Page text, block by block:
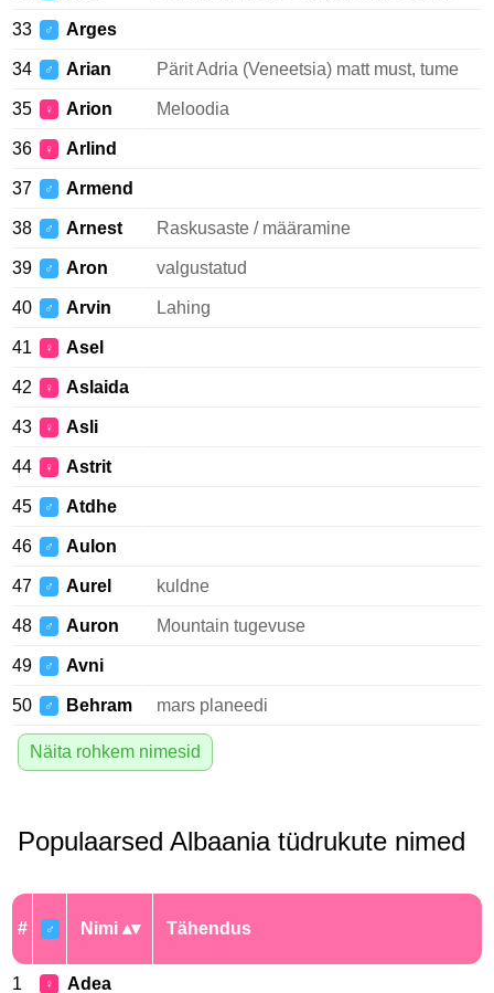
33 ♂ Arges
34 ♂ Arian Pärit Adria (Veneetsia) matt must, tume
35 ♀ Arion Meloodia
36 ♀ Arlind
37 ♂ Armend
38 ♂ Arnest Raskusaste / määramine
39 ♂ Aron valgustatud
40 ♂ Arvin Lahing
41 ♀ Asel
42 ♀ Aslaida
43 ♀ Asli
44 ♀ Astrit
45 ♂ Atdhe
46 ♂ Aulon
47 ♂ Aurel kuldne
48 ♂ Auron Mountain tugevuse
49 ♂ Avni
50 ♂ Behram mars planeedi
Näita rohkem nimesid
Populaarsed Albaania tüdrukute nimed
# ♂ Nimi Tähendus
1 ♀ Adea